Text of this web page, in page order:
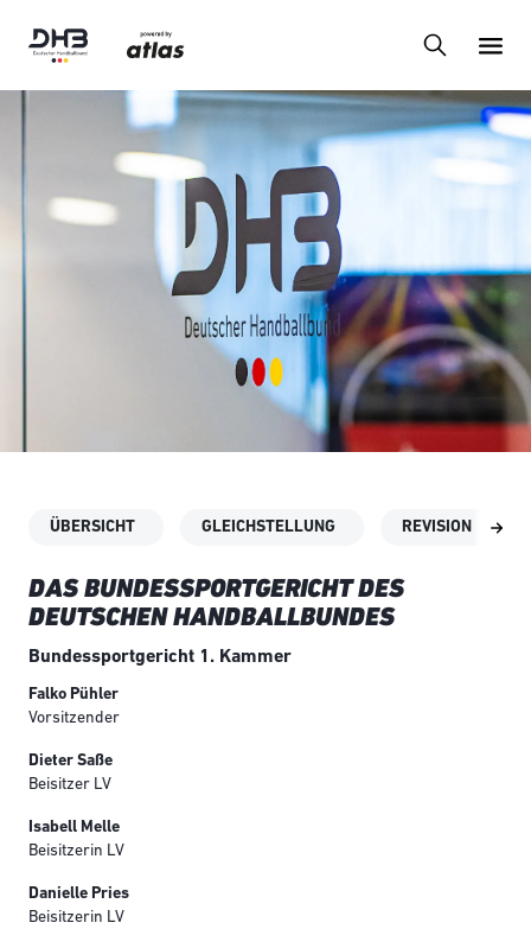
ÜBERSICHT GLEICHSTELLUNG REVISION
DAS BUNDESSPORTGERICHT DES
DEUTSCHEN HANDBALLBUNDES
Bundessportgericht 1. Kammer
Falko Pühler
Vorsitzender
Dieter Saße
Beisitzer LV
Isabell Melle
Beisitzerin LV
Danielle Pries
Beisitzerin LV